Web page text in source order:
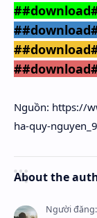
Nguồn: https://
ha-quy-
About the